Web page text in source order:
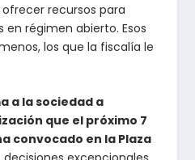
recursos para
régimen abierto. Esos
los que la fiscalía le
a la sociedad a
que el próximo 7
convocado en la Plaza